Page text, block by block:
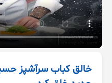
خالق کباب سرآشپز